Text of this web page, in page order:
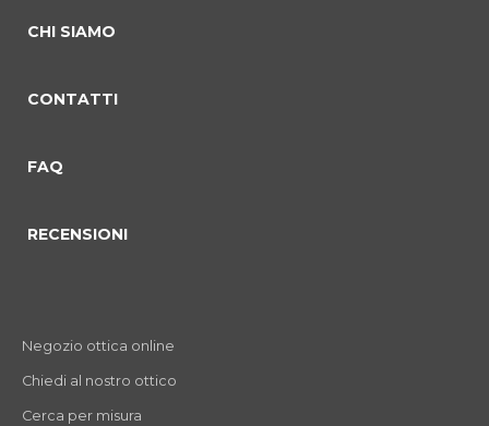
CHI SIAMO
CONTATTI
FAQ
RECENSIONI
Negozio ottica online
Chiedi al nostro ottico
Cerca per misura